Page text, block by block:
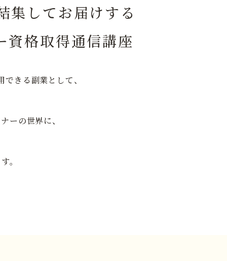
集してお届けする
資格取得通信講座
きる副業として、
ーの世界に、
。